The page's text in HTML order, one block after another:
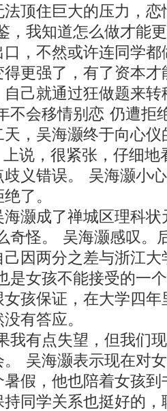
顶住巨大的压力，恋
，我知道怎么做才能
，不然或许连同学都
更强了，有了资本
己就通过狂做题来转
不会移情别恋 仍遭拒
吴海灏终于向心仪
上说，很紧张，仔细
义错误。
吴海灏小
了。
成了禅城区理科状
奇怪。
吴海灏感叹。
因两分之差与浙江
是女孩不能接受的一
孩保证，在大学四
有答应。
我有点失望，但我们
吴海灏表示现在对
假，他也陪着女孩
同学关系也挺好的